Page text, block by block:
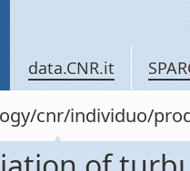
data.CNR.it
cnr/individuo/